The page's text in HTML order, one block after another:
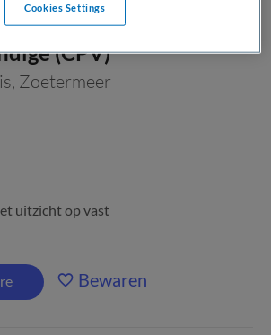
psychiatrisch
(CPV)
, Zoetermeer
uitzicht op vast
Bewaren
Cookies Settings